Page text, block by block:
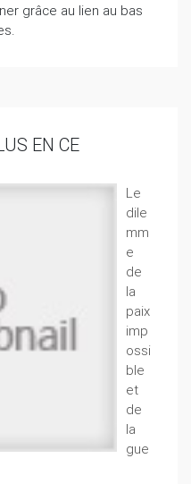
grâce au lien au bas
EN CE
Le
dile
mm
e
de
la
paix
imp
ossi
ble
et
de
la
gue